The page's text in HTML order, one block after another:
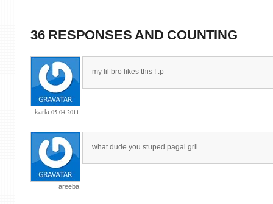
36 RESPONSES AND COUNTING
karla 05.04.2011
my lil bro likes this ! :p
areeba
what dude you stuped pagal gril